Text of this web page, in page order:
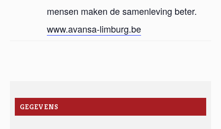
mensen maken de samenleving beter.
www.avansa-limburg.be
GEGEVENS